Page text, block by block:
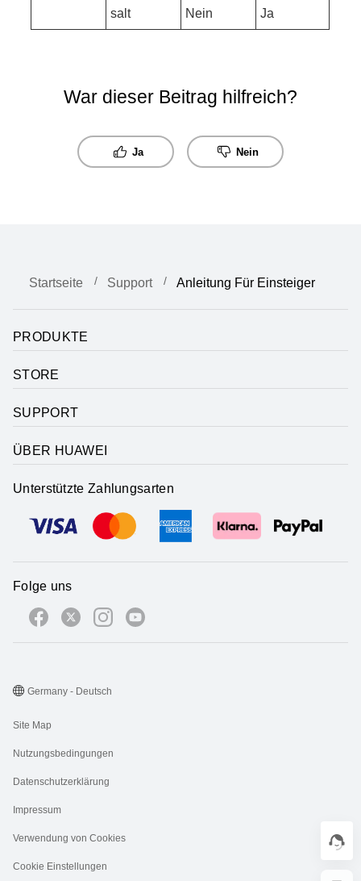
salt Nein Ja
War dieser Beitrag hilfreich?
Ja Nein
Startseite Support Anleitung Für Einsteiger
PRODUKTE
STORE
SUPPORT
ÜBER HUAWEI
Unterstützte Zahlungsarten
Folge uns
Site Map
Nutzungsbedingungen
Datenschutzerklärung
Impressum
Verwendung von Cookies
Cookie Einstellungen
Germany - Deutsch